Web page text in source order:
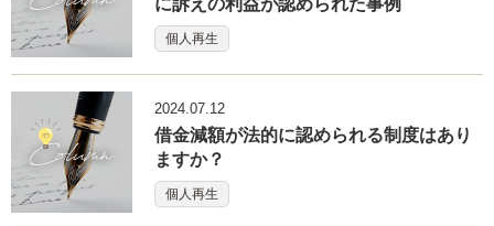
に訴えの利益が認められた事例
個人再生
2024.07.12
借金減額が法的に認められる制度はあり
ますか？
個人再生